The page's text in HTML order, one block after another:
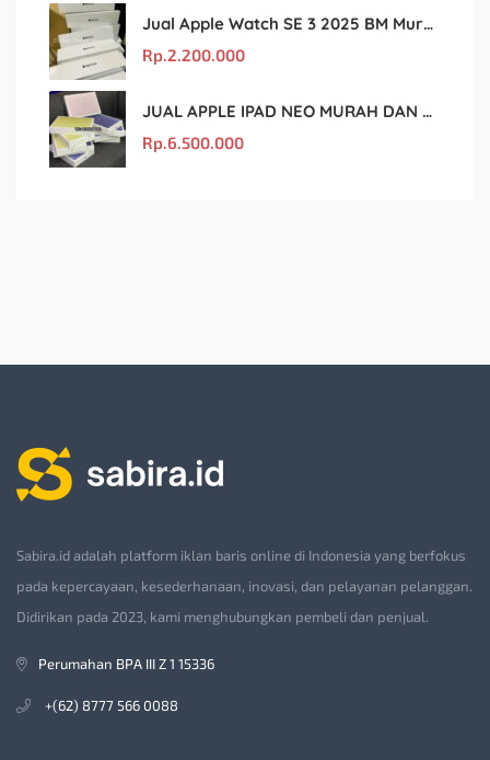
Jual Apple Watch SE 3 2025 BM Murah Dan original
Rp.2.200.000
JUAL APPLE IPAD NEO MURAH DAN ORIGINAL
Rp.6.500.000
Sabira.id adalah platform iklan baris online di Indonesia yang berfokus
pada kepercayaan, kesederhanaan, inovasi, dan pelayanan pelanggan.
Didirikan pada 2023, kami menghubungkan pembeli dan penjual.
Perumahan BPA III Z 1 15336
+(62) 8777 566 0088